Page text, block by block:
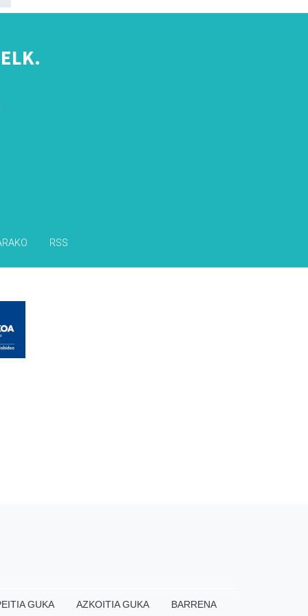
RSS
GUKA AZKOITIA GUKA BARRENA